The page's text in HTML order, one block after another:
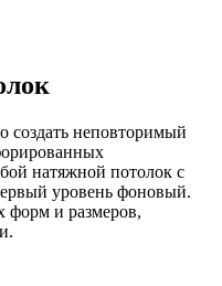
создать неповторимый
натяжной потолок с
уровень фоновый.
форм и размеров,